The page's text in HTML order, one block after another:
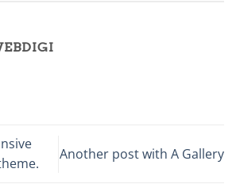
Another post with A Gallery